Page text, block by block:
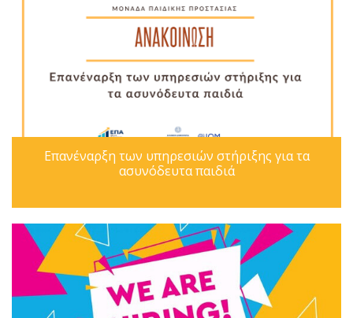
Επανέναρξη των υπηρεσιών στήριξης για τα
ασυνόδευτα παιδιά